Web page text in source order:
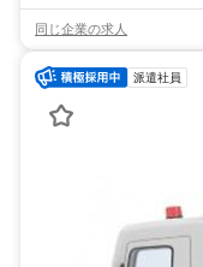
同じ企業の求人
派遣社員